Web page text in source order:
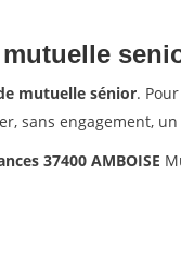
mutuelle sénior.
sans engagement,
37400 AMBOISE